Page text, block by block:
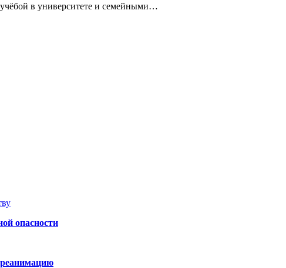
в университете и семейными…
опасности
реанимацию